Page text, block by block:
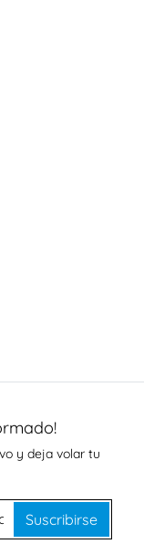
y deja volar tu
Suscribirse